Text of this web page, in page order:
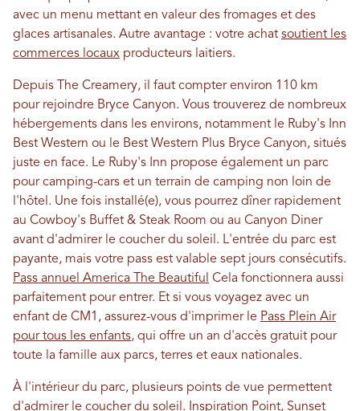
avec un menu mettant en valeur des fromages et des
glaces artisanales. Autre avantage : votre achat soutient les
commerces locaux producteurs laitiers.
Depuis The Creamery, il faut compter environ 110 km
pour rejoindre Bryce Canyon. Vous trouverez de nombreux
hébergements dans les environs, notamment le Ruby's Inn
Best Western ou le Best Western Plus Bryce Canyon, situés
juste en face. Le Ruby's Inn propose également un parc
pour camping-cars et un terrain de camping non loin de
l'hôtel. Une fois installé(e), vous pourrez dîner rapidement
au Cowboy's Buffet & Steak Room ou au Canyon Diner
avant d'admirer le coucher du soleil. L'entrée du parc est
payante, mais votre pass est valable sept jours consécutifs.
Pass annuel America The Beautiful Cela fonctionnera aussi
parfaitement pour entrer. Et si vous voyagez avec un
enfant de CM1, assurez-vous d'imprimer le Pass Plein Air
pour tous les enfants, qui offre un an d'accès gratuit pour
toute la famille aux parcs, terres et eaux nationales.
À l'intérieur du parc, plusieurs points de vue permettent
d'admirer le coucher du soleil. Inspiration Point, Sunset